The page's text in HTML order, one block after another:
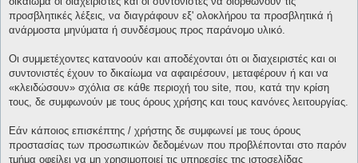
προσβλητικές λέξεις, να διαγράφουν εξ' ολοκλήρου τα προσβλητικά ή
ανάρμοστα μηνύματα ή συνδέσμους προς παράνομο υλικό.
Οι συμμετέχοντες κατανοούν και αποδέχονται ότι οι διαχειριστές και οι
συντονιστές έχουν το δικαίωμα να αφαιρέσουν, μεταφέρουν ή και να
«κλειδώσουν» σχόλια σε κάθε περιοχή του site, που, κατά την κρίση
τους, δε συμφωνούν με τους όρους χρήσης και τους κανόνες λειτουργίας.
Εάν κάποιος επισκέπτης / χρήστης δε συμφωνεί με τους όρους
προστασίας των προσωπικών δεδομένων που προβλέπονται στο παρόν
τμήμα οφείλει να μη χρησιμοποιεί τις υπηρεσίες της ιστοσελίδας